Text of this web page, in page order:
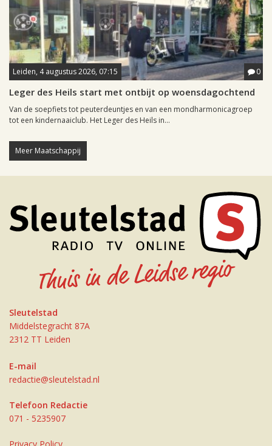
Leiden, 4 augustus 2026, 07:15 0
Leger des Heils start met ontbijt op woensdagochtend
Van de soepfiets tot peuterdeuntjes en van een mondharmonicagroep
tot een kindernaaiclub. Het Leger des Heils in...
Meer Maatschappij
Sleutelstad
Middelstegracht 87A
2312 TT Leiden
E-mail
redactie@sleutelstad.nl
Telefoon Redactie
071 - 5235907